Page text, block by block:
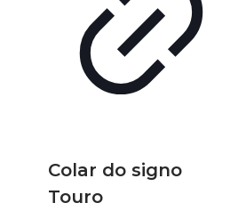
Colar do signo
Touro